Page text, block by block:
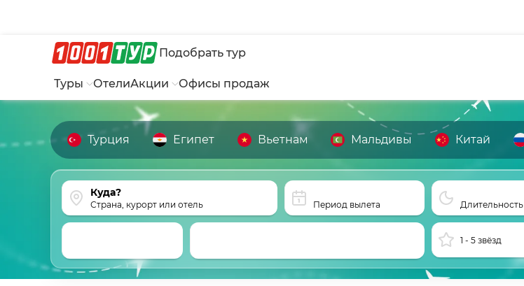
Подобрать тур
Туры ОтелиАкции Офисы продаж
Турция Египет Вьетнам Мальдивы Китай
Страна, курорт или отель Период вылета Длительность
1 - 5 звёзд